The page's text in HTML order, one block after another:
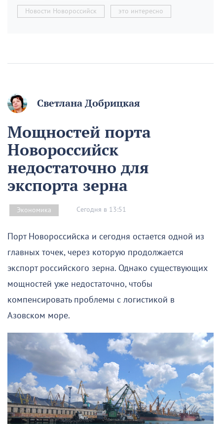
Новости Новороссийск это интересно
Светлана Добрицкая
Мощностей порта
Новороссийск
недостаточно для
экспорта зерна
Экономика Сегодня в 13:51
Порт Новороссийска и сегодня остается одной из
главных точек, через которую продолжается
экспорт российского зерна. Однако существующих
мощностей уже недостаточно, чтобы
компенсировать проблемы с логистикой в
Азовском море.